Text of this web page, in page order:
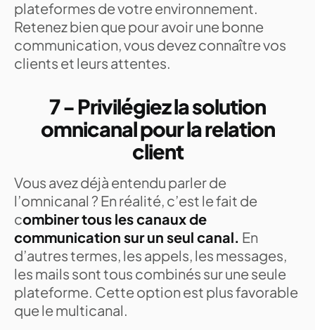
plateformes de votre environnement.
Retenez bien que pour avoir une bonne
communication, vous devez connaître vos
clients et leurs attentes.
7 - Privilégiez la solution
omnicanal pour la relation
client
Vous avez déjà entendu parler de
l’omnicanal ? En réalité, c’est le fait de
combiner tous les canaux de
communication sur un seul canal. En
d’autres termes, les appels, les messages,
les mails sont tous combinés sur une seule
plateforme. Cette option est plus favorable
que le multicanal.